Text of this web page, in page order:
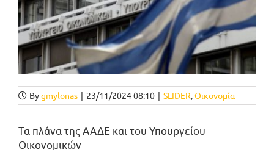
Bygmylonas | 23/11/2024 08:10 | SLIDER,Οικονομία
Τα πλάνα της ΑΑΔΕ και του Υπουργείου
Οικονομικών